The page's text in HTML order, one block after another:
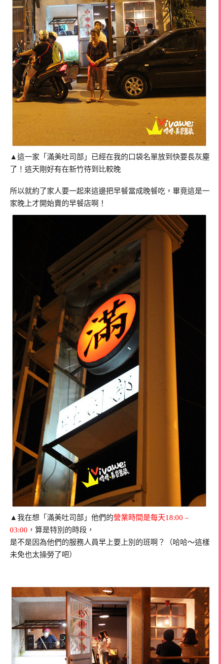
▲這一家「滿美吐司部」已經在我的口袋名單放到快要長灰塵
了！這天剛好有在新竹待到比較晚
所以就約了家人要一起來這邊把早餐當成晚餐吃，畢竟這是一
家晚上才開始賣的早餐店啊！
▲我在想「滿美吐司部」他們的營業時間是每天18:00 –
03:00 ，算是特別的時段，
是不是因為他們的服務人員早上要上別的班啊？（哈哈～這樣
未免也太操勞了吧）